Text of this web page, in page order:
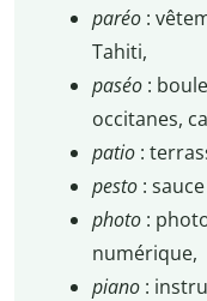
paréo :
Tahiti,
paséo :
occitanes,
patio :
pesto :
photo :
numérique,
piano :